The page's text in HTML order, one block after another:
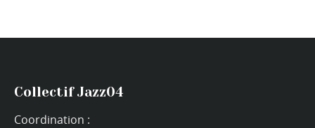
Collectif Jazz04
Coordination :